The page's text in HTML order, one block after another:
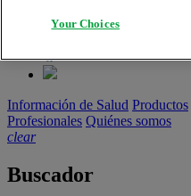
Información de Salud Productos
Profesionales Quiénes somos
clear
Buscador
Your Choices